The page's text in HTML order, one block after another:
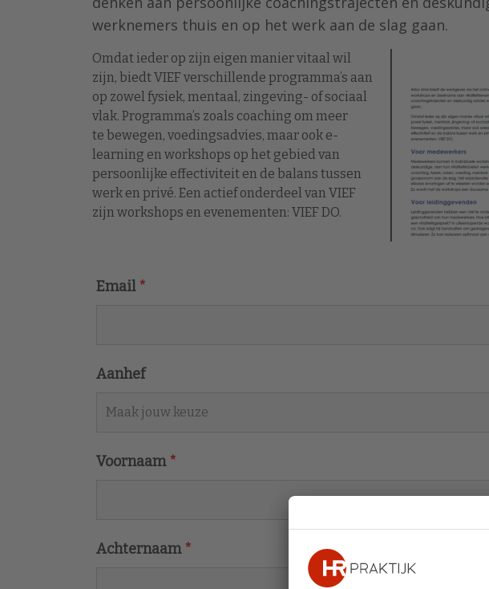
werknemers thuis en op het werk aan de slag gaan.
Omdat ieder op zijn eigen manier vitaal wil
zijn, biedt VIEF verschillende programma’s aan
op zowel fysiek, mentaal, zingeving- of sociaal
vlak. Programma’s zoals coaching om meer
te bewegen, voedingsadvies, maar ook e-
learning en workshops op het gebied van
persoonlijke effectiviteit en de balans tussen
werk en privé. Een actief onderdeel van VIEF
zijn workshops en evenementen: VIEF DO.
Email *
Aanhef
Voornaam *
Achternaam *